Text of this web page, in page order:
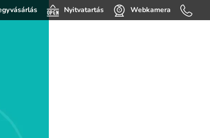
Nyitvatartás Webkamera